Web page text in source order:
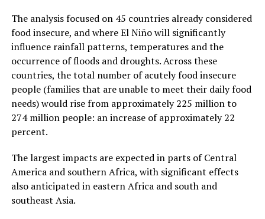
The analysis focused on 45 countries already considered
food insecure, and where El Niño will significantly
influence rainfall patterns, temperatures and the
occurrence of floods and droughts. Across these
countries, the total number of acutely food insecure
people (families that are unable to meet their daily food
needs) would rise from approximately 225 million to
274 million people: an increase of approximately 22
percent.
The largest impacts are expected in parts of Central
America and southern Africa, with significant effects
also anticipated in eastern Africa and south and
southeast Asia.